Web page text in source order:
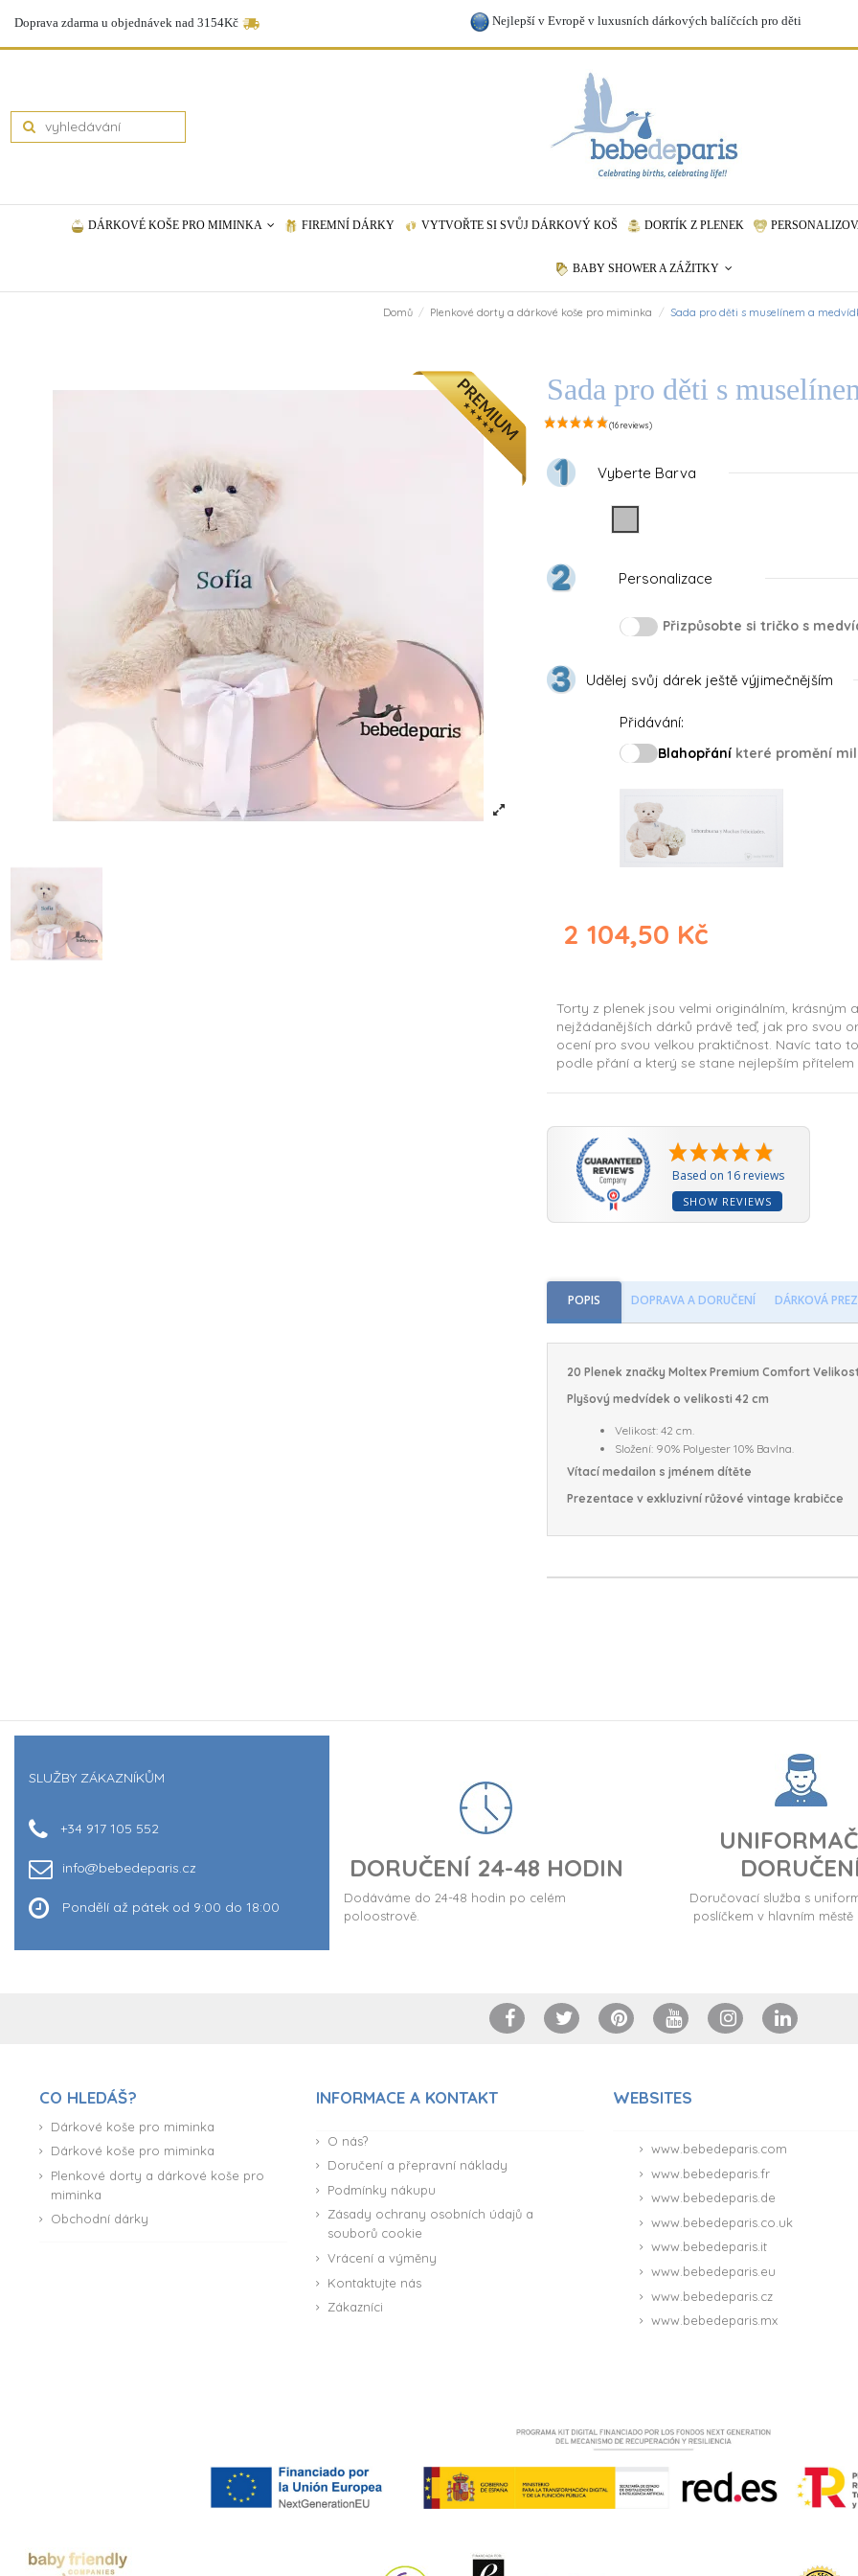
Doprava zdarma u objednávek nad 3154Kč Nejlepší v Evropě v luxusních dárkových balíčcích pro děti
DÁRKOVÉ KOŠE PRO MIMINKA FIREMNÍ DÁRKY VYTVOŘTE SI SVŮJ DÁRKOVÝ KOŠ DORTÍK Z PLENEK
BABY SHOWER A ZÁŽITKY
Domů Plenkové dorty a dárkové koše pro miminka Sada pro děti s muselínem a
Sada pro děti s
Vyberte Barva
Personalizace
Přizpůsobte si tričko s
Udělej svůj dárek ještě výjimečnějším
Přidávání:
Blahopřáníkteré promění
2 104,50 Kč
Torty z plenek jsou velmi originálním,
nejžádanějších dárků právě teď, jak pro svou
ocení pro svou velkou praktičnost. Navíc tato
podle přání a který se stane nejlepším
Based on 16 reviews
SHOW REVIEWS
POPIS DOPRAVA A DORUČENÍ DÁRKOVÁ
20 Plenek značky Moltex Premium Comfort
Plyšový medvídek o velikosti 42 cm
Velikost: 42 cm.
Složení: 90% Polyester 10% Bavlna.
Vítací medailon s jménem dítěte
Prezentace v exkluzivní růžové vintage krabičce
SLUŽBY ZÁKAZNÍKŮM
+34 917 105 552
info@bebedeparis.cz
Pondělí až pátek od 9:00 do 18:00
DORUČENÍ 24-48 HODIN
Dodáváme do 24-48 hodin po celém
poloostrově.
Doručovací služba s
poslíčkem v hlavním městě
CO HLEDÁŠ?
Dárkové koše pro miminka
Dárkové koše pro miminka
Plenkové dorty a dárkové koše pro
miminka
Obchodní dárky
INFORMACE A KONTAKT
O nás?
Doručení a přepravní náklady
Podmínky nákupu
Zásady ochrany osobních údajů a
souborů cookie
Vrácení a výměny
Kontaktujte nás
Zákazníci
WEBSITES
www.bebedeparis.com
www.bebedeparis.fr
www.bebedeparis.de
www.bebedeparis.co.uk
www.bebedeparis.it
www.bebedeparis.eu
www.bebedeparis.cz
www.bebedeparis.mx